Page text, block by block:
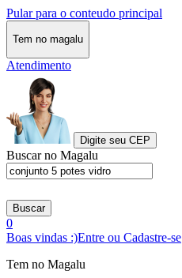
Pular para o conteudo principal
Tem no magalu
Atendimento
Digite seu CEP
Buscar no Magalu
Buscar
0
Boas vindas :)Entre ou Cadastre-se
Tem no Magalu